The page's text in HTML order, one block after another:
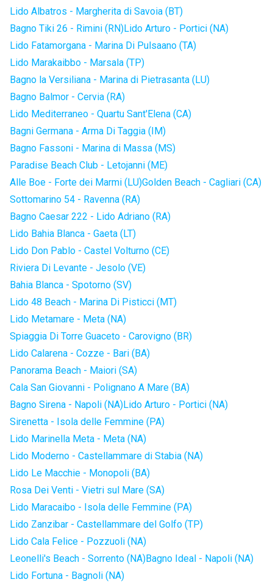
Lido Albatros - Margherita di Savoia (BT)
Bagno Tiki 26 - Rimini (RN)Lido Arturo - Portici (NA)
Lido Fatamorgana - Marina Di Pulsaano (TA)
Lido Marakaibbo - Marsala (TP)
Bagno la Versiliana - Marina di Pietrasanta (LU)
Bagno Balmor - Cervia (RA)
Lido Mediterraneo - Quartu Sant'Elena (CA)
Bagni Germana - Arma Di Taggia (IM)
Bagno Fassoni - Marina di Massa (MS)
Paradise Beach Club - Letojanni (ME)
Alle Boe - Forte dei Marmi (LU)Golden Beach - Cagliari (CA)
Sottomarino 54 - Ravenna (RA)
Bagno Caesar 222 - Lido Adriano (RA)
Lido Bahia Blanca - Gaeta (LT)
Lido Don Pablo - Castel Volturno (CE)
Riviera Di Levante - Jesolo (VE)
Bahia Blanca - Spotorno (SV)
Lido 48 Beach - Marina Di Pisticci (MT)
Lido Metamare - Meta (NA)
Spiaggia Di Torre Guaceto - Carovigno (BR)
Lido Calarena - Cozze - Bari (BA)
Panorama Beach - Maiori (SA)
Cala San Giovanni - Polignano A Mare (BA)
Bagno Sirena - Napoli (NA)Lido Arturo - Portici (NA)
Sirenetta - Isola delle Femmine (PA)
Lido Marinella Meta - Meta (NA)
Lido Moderno - Castellammare di Stabia (NA)
Lido Le Macchie - Monopoli (BA)
Rosa Dei Venti - Vietri sul Mare (SA)
Lido Maracaibo - Isola delle Femmine (PA)
Lido Zanzibar - Castellammare del Golfo (TP)
Lido Cala Felice - Pozzuoli (NA)
Leonelli's Beach - Sorrento (NA)Bagno Ideal - Napoli (NA)
Lido Fortuna - Bagnoli (NA)